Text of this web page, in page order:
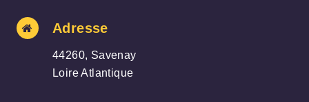
Adresse
44260, Savenay
Loire Atlantique